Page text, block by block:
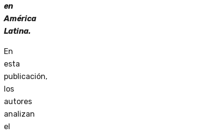
en
América
Latina.
En
esta
publicación,
los
autores
analizan
el